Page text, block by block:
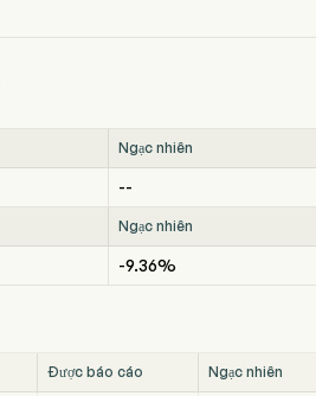
Ngạc nhiên
--
Ngạc nhiên
-9.36%
Được báo cáo Ngạc nhiên